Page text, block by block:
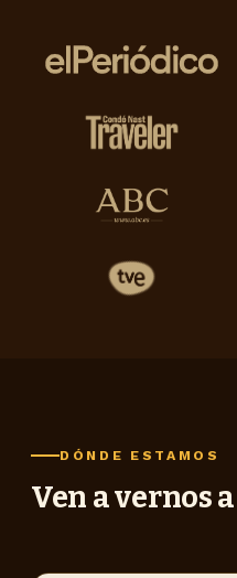
DÓNDE ESTAMOS
Ven a vernos